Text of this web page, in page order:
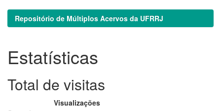
Repositório de Múltiplos Acervos da UFRRJ
Estatísticas
Total de visitas
Visualizações